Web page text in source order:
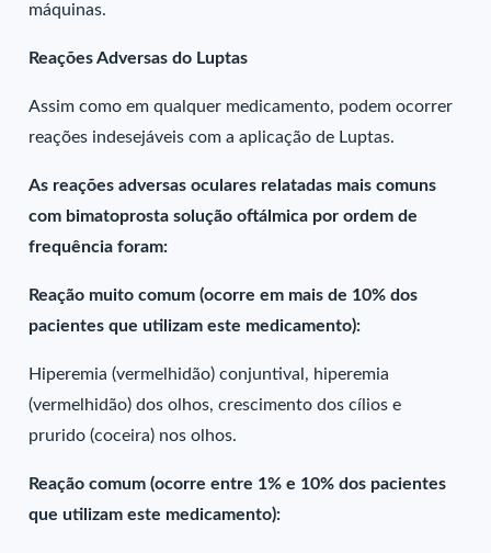
máquinas.
Reações Adversas do Luptas
Assim como em qualquer medicamento, podem ocorrer
reações indesejáveis com a aplicação de Luptas.
As reações adversas oculares relatadas mais comuns
com bimatoprosta solução oftálmica por ordem de
frequência foram:
Reação muito comum (ocorre em mais de 10% dos
pacientes que utilizam este medicamento):
Hiperemia (vermelhidão) conjuntival, hiperemia
(vermelhidão) dos olhos, crescimento dos cílios e
prurido (coceira) nos olhos.
Reação comum (ocorre entre 1% e 10% dos pacientes
que utilizam este medicamento):